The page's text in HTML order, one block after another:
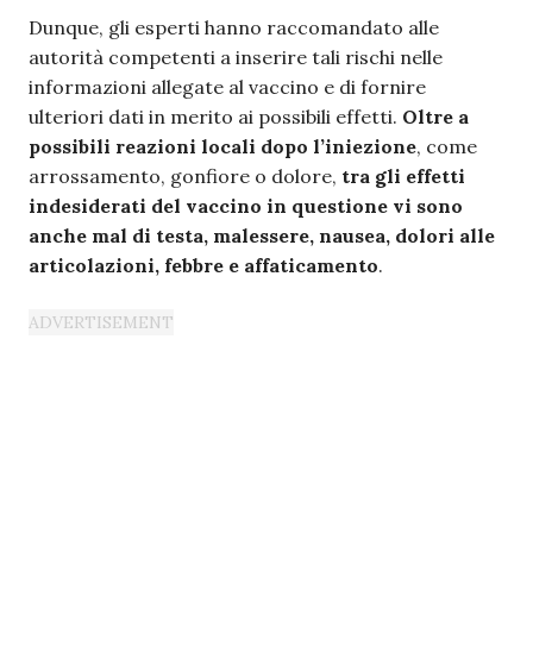
Dunque, gli esperti hanno raccomandato alle
autorità competenti a inserire tali rischi nelle
informazioni allegate al vaccino e di fornire
ulteriori dati in merito ai possibili effetti. Oltre a
possibili reazioni locali dopo l’iniezione, come
arrossamento, gonfiore o dolore, tra gli effetti
indesiderati del vaccino in questione vi sono
anche mal di testa, malessere, nausea, dolori alle
articolazioni, febbre e affaticamento.